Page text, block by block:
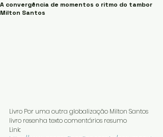
A convergência de momentos o ritmo do tambor
Milton Santos
Livro Por uma outra globalização Milton Santos
livro resenha texto comentários resumo
Link: